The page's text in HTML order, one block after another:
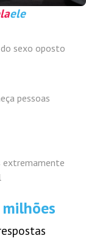
ele
sexo oposto
pessoas
extremamente